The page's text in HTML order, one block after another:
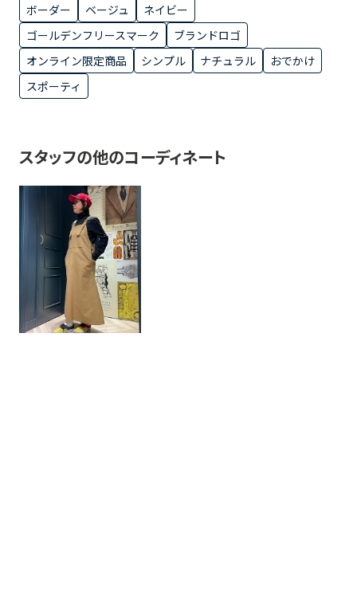
ボーダー
ベージュ
ネイビー
ゴールデンフリースマーク
ブランドロゴ
オンライン限定商品
シンプル ナチュラル
おでかけ
スポーティ
スタッフの他のコーディネート